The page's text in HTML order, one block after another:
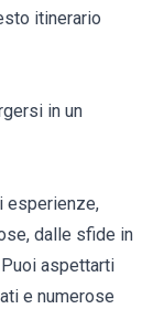
itinerario
in un
esperienze,
dalle sfide in
aspettarti
e numerose